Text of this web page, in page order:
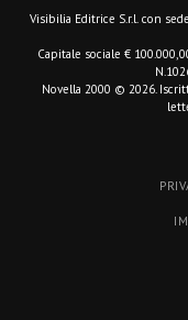
Visibilia Editrice S.r.l. con
Capitale sociale €
Novella 2000 © 2026.